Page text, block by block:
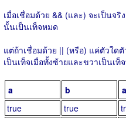
เมื่อเชื่อมด้วย && (และ) จะเป็นจ
นั้นเป็นเท็จหมด
แต่ถ้าเชื่อมด้วย || (หรือ) แค่ตัวใด
เป็นเท็จเมื่อทั้งซ้ายและขวาเป็นเท็
a b
true
true